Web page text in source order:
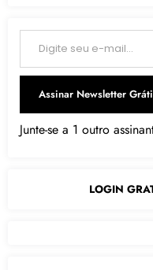
Digite seu e-mail…
Assinar Newsletter
Junte-se a 1 outro
LOGIN